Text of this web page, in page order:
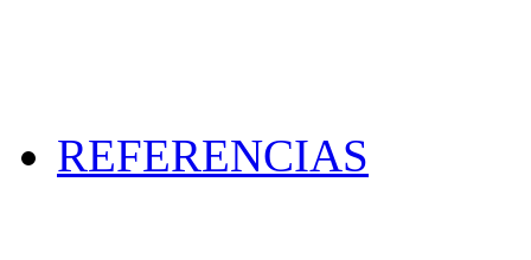
REFERENCIAS